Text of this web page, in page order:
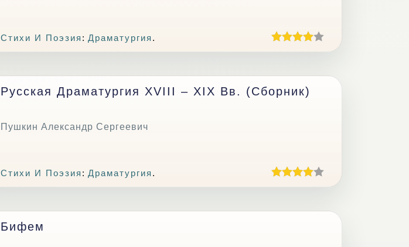
Стихи И Поэзия : Драматургия .
Русская Драматургия XVIII – XIX Вв. (Сборник)
Пушкин Александр Сергеевич
Стихи И Поэзия : Драматургия .
Бифем